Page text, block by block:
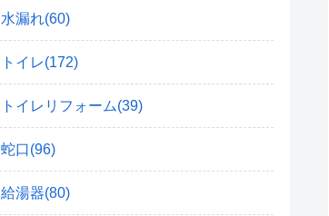
水漏れ(60)
トイレ(172)
トイレリフォーム(39)
蛇口(96)
給湯器(80)